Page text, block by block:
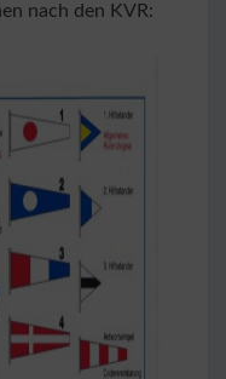
nach den KVR: